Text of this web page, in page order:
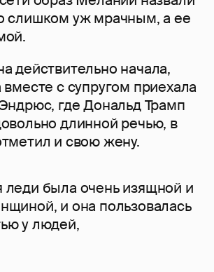
слишком уж мрачным, а ее
действительно начала,
вместе с супругом приехала
где Дональд Трамп
длинной речью, в
и свою жену.
леди была очень изящной и
и она пользовалась
у людей,